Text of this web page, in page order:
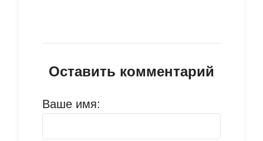
Оставить комментарий
Ваше имя: